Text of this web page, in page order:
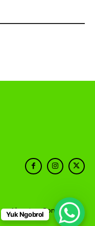
About Contact
Yuk Ngobrol